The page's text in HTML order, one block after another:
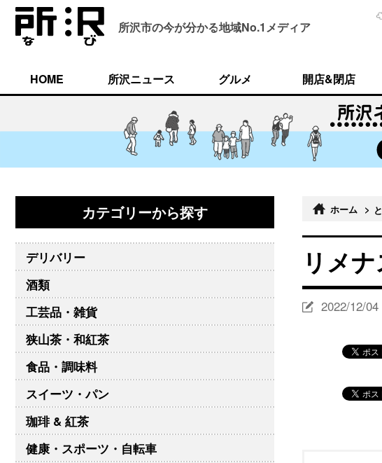
所沢市の今が分かる地域No.1メディア
HOME 所沢ニュース グルメ 開店&閉店
カテゴリーから探す
デリバリー
酒類
工芸品・雑貨
狭山茶・和紅茶
食品・調味料
スイーツ・パン
珈琲 & 紅茶
健康・スポーツ・自転車
ホーム >
リメ
2022/12/04